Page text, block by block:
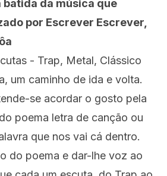
batida da música que
por Escrever Escrever,
- Trap, Metal, Clássico
um caminho de ida e volta.
se acordar o gosto pela
poema letra de canção ou
que nos vai cá dentro.
do poema e dar-lhe voz ao